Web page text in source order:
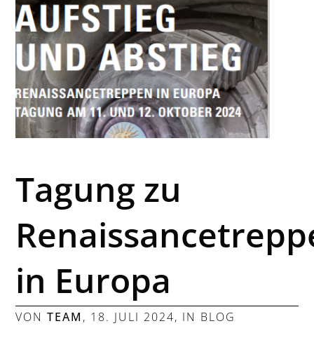
Tagung zu
in Europa
VONTEAM , 18. JULI 2024, IN BLOG